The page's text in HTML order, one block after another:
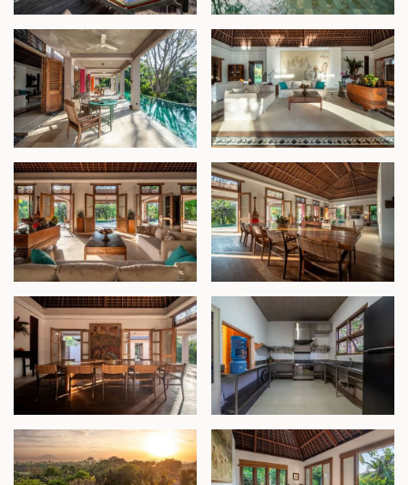
dengan dek kayu besar yang ditata dengan
tempat berjemur, sempurna untuk berjemur
atau bersantai di lingkungan yang tenang
2. Paviliun Kamar Tidur Utama
Tempat peristirahatan pribadi ini dilengkapi dengan
teras yang luas, lemari pakaian tanam, dan kamar
mandi semi-terbuka yang mewah. Bersebelahan
dengan suite ini terdapat ruang spa khusus yang
dilengkapi dengan meja pijat dan bak mandi teraso,
menawarkan pengalaman yang benar-benar
memanjakan.
3. Paviliun Air Terjun Lantai Bawah
Lantai bawah properti ini menampung paviliun dua
kamar tidur dengan kamar mandi dalam dan
pemandangan tanaman hijau yang asri dan
menenangkan.
4. Paviliun Taman
Terinspirasi oleh arsitektur tradisional Joglo Jawa,
bangunan berkonsep terbuka ini terletak di dekat